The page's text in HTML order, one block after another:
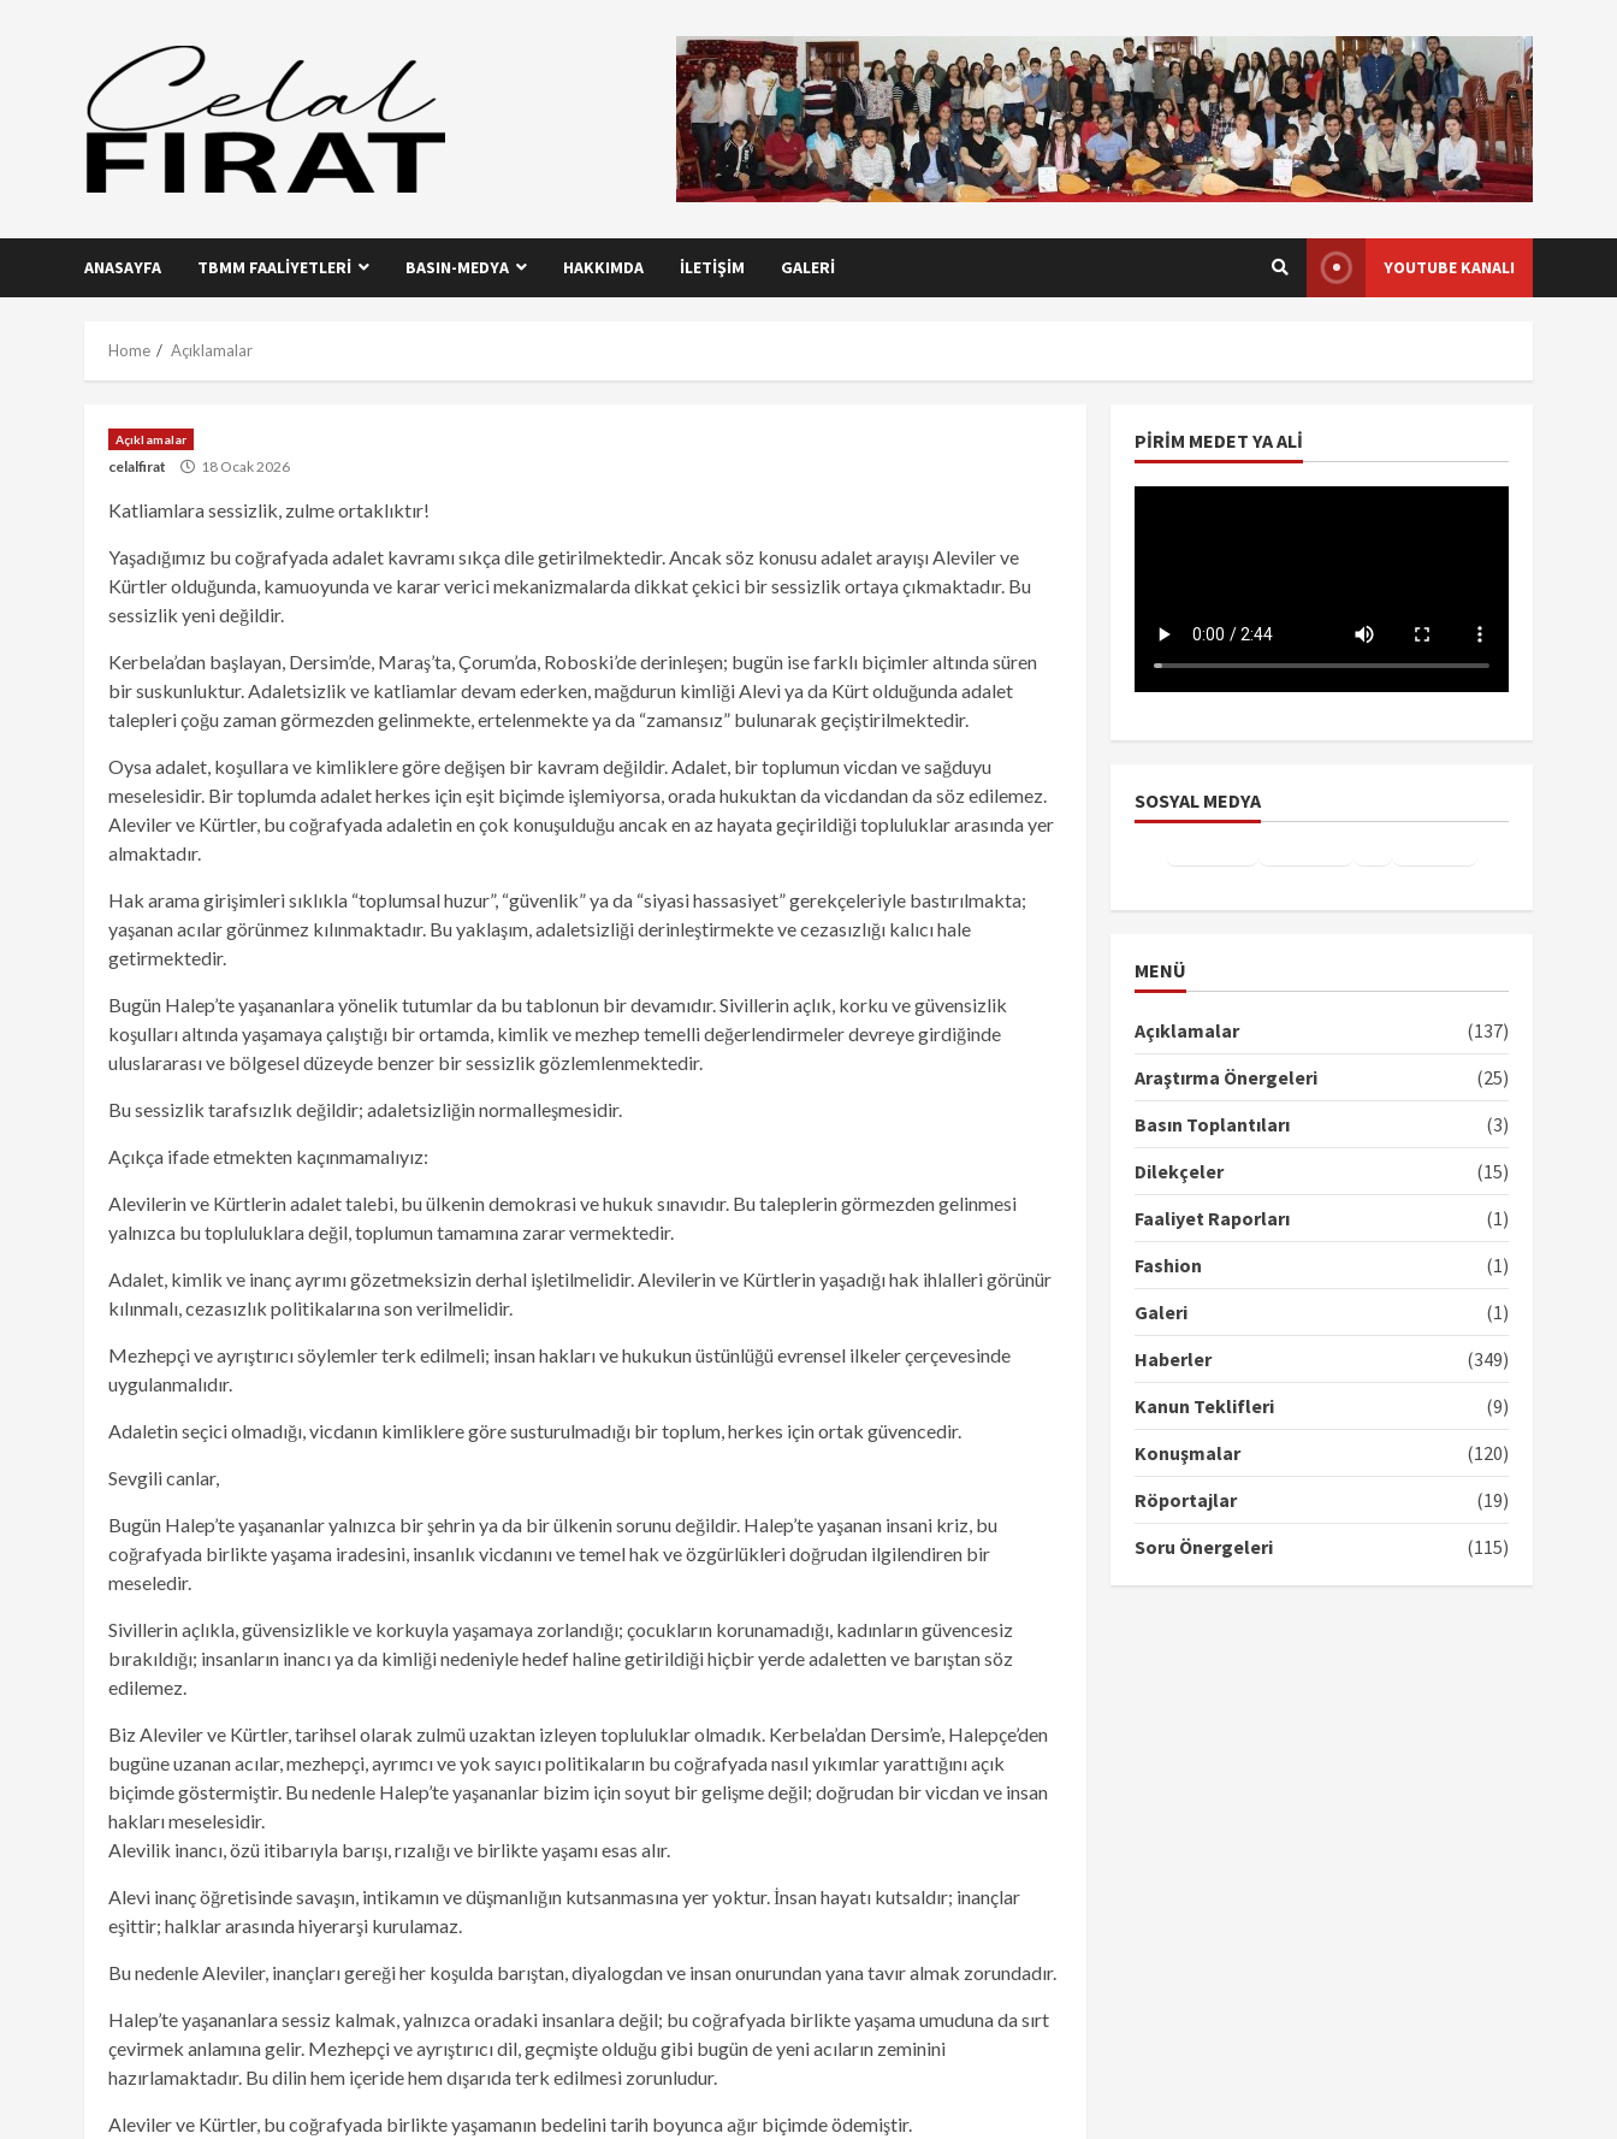
ANASAYFA TBMM FAALIYETLERI BASIN-MEDYA HAKKIMDA İLETIŞIM GALERI YOUTUBE KANALI
Home Açıklamalar
Açıklamalar
celalfirat 18 Ocak 2026
Katliamlara sessizlik, zulme ortaklıktır!
Yaşadığımız bu coğrafyada adalet kavramı sıkça dile getirilmektedir. Ancak söz konusu adalet arayışı Aleviler ve
Kürtler olduğunda, kamuoyunda ve karar verici mekanizmalarda dikkat çekici bir sessizlik ortaya çıkmaktadır. Bu
sessizlik yeni değildir.
Kerbela’dan başlayan, Dersim’de, Maraş’ta, Çorum’da, Roboski’de derinleşen; bugün ise farklı biçimler altında süren
bir suskunluktur. Adaletsizlik ve katliamlar devam ederken, mağdurun kimliği Alevi ya da Kürt olduğunda adalet
talepleri çoğu zaman görmezden gelinmekte, ertelenmekte ya da “zamansız” bulunarak geçiştirilmektedir.
Oysa adalet, koşullara ve kimliklere göre değişen bir kavram değildir. Adalet, bir toplumun vicdan ve sağduyu
meselesidir. Bir toplumda adalet herkes için eşit biçimde işlemiyorsa, orada hukuktan da vicdandan da söz edilemez.
Aleviler ve Kürtler, bu coğrafyada adaletin en çok konuşulduğu ancak en az hayata geçirildiği topluluklar arasında yer
almaktadır.
Hak arama girişimleri sıklıkla “toplumsal huzur”, “güvenlik” ya da “siyasi hassasiyet” gerekçeleriyle bastırılmakta;
yaşanan acılar görünmez kılınmaktadır. Bu yaklaşım, adaletsizliği derinleştirmekte ve cezasızlığı kalıcı hale
getirmektedir.
Bugün Halep’te yaşananlara yönelik tutumlar da bu tablonun bir devamıdır. Sivillerin açlık, korku ve güvensizlik
koşulları altında yaşamaya çalıştığı bir ortamda, kimlik ve mezhep temelli değerlendirmeler devreye girdiğinde
uluslararası ve bölgesel düzeyde benzer bir sessizlik gözlemlenmektedir.
Bu sessizlik tarafsızlık değildir; adaletsizliğin normalleşmesidir.
Açıkça ifade etmekten kaçınmamalıyız:
Alevilerin ve Kürtlerin adalet talebi, bu ülkenin demokrasi ve hukuk sınavıdır. Bu taleplerin görmezden gelinmesi
yalnızca bu topluluklara değil, toplumun tamamına zarar vermektedir.
Adalet, kimlik ve inanç ayrımı gözetmeksizin derhal işletilmelidir. Alevilerin ve Kürtlerin yaşadığı hak ihlalleri görünür
kılınmalı, cezasızlık politikalarına son verilmelidir.
Mezhepçi ve ayrıştırıcı söylemler terk edilmeli; insan hakları ve hukukun üstünlüğü evrensel ilkeler çerçevesinde
uygulanmalıdır.
Adaletin seçici olmadığı, vicdanın kimliklere göre susturulmadığı bir toplum, herkes için ortak güvencedir.
Sevgili canlar,
Bugün Halep’te yaşananlar yalnızca bir şehrin ya da bir ülkenin sorunu değildir. Halep’te yaşanan insani kriz, bu
coğrafyada birlikte yaşama iradesini, insanlık vicdanını ve temel hak ve özgürlükleri doğrudan ilgilendiren bir
meseledir.
Sivillerin açlıkla, güvensizlikle ve korkuyla yaşamaya zorlandığı; çocukların korunamadığı, kadınların güvencesiz
bırakıldığı; insanların inancı ya da kimliği nedeniyle hedef haline getirildiği hiçbir yerde adaletten ve barıştan söz
edilemez.
Biz Aleviler ve Kürtler, tarihsel olarak zulmü uzaktan izleyen topluluklar olmadık. Kerbela’dan Dersim’e, Halepçe’den
bugüne uzanan acılar, mezhepçi, ayrımcı ve yok sayıcı politikaların bu coğrafyada nasıl yıkımlar yarattığını açık
biçimde göstermiştir. Bu nedenle Halep’te yaşananlar bizim için soyut bir gelişme değil; doğrudan bir vicdan ve insan
hakları meselesidir.
Alevilik inancı, özü itibarıyla barışı, rızalığı ve birlikte yaşamı esas alır.
Alevi inanç öğretisinde savaşın, intikamın ve düşmanlığın kutsanmasına yer yoktur. İnsan hayatı kutsaldır; inançlar
eşittir; halklar arasında hiyerarşi kurulamaz.
Bu nedenle Aleviler, inançları gereği her koşulda barıştan, diyalogdan ve insan onurundan yana tavır almak zorundadır.
Halep’te yaşananlara sessiz kalmak, yalnızca oradaki insanlara değil; bu coğrafyada birlikte yaşama umuduna da sırt
çevirmek anlamına gelir. Mezhepçi ve ayrıştırıcı dil, geçmişte olduğu gibi bugün de yeni acıların zeminini
hazırlamaktadır. Bu dilin hem içeride hem dışarıda terk edilmesi zorunludur.
Aleviler ve Kürtler, bu coğrafyada birlikte yaşamanın bedelini tarih boyunca ağır biçimde ödemiştir.
PIRIM MEDET YA ALI
SOSYAL MEDYA
MENÜ
Açıklamalar
(137)
Araştırma Önergeleri
(25)
Basın Toplantıları
(3)
Dilekçeler
(15)
Faaliyet Raporları
(1)
Fashion
(1)
Galeri
(1)
Haberler
(349)
Kanun Teklifleri
(9)
Konuşmalar
(120)
Röportajlar
(19)
Soru Önergeleri
(115)